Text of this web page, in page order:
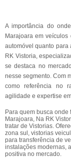
A importância do
Marajoara em
automóvel quanto para
RK Vistoria,
se destaca no
nesse segmento. Com
como referência no
agilidade e expertise
Para quem busca
Marajoara, Na RK
tratar de Vistorias.
zona sul, vistorias
para transferência de
instalações modernas,
positiva no mercado.